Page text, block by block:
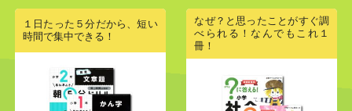
１日たった５分だから、短い
時間で集中できる！
なぜ？と思ったことがすぐ調
べられる！なんでもこれ１
冊！